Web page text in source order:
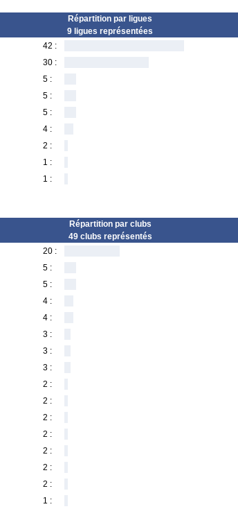
Répartition par ligues
9 ligues représentées
42 :
30 :
5 :
5 :
5 :
4 :
2 :
1 :
1 :
Répartition par clubs
49 clubs représentés
20 :
5 :
5 :
4 :
4 :
3 :
3 :
3 :
2 :
2 :
2 :
2 :
2 :
2 :
2 :
1 :